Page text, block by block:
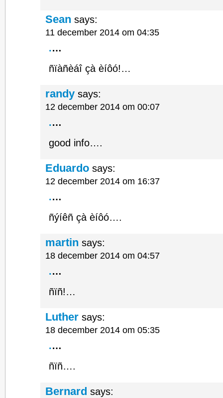
Sean says:
11 december 2014 om 04:35
.…
ñïàñèáî çà èíôó!…
randy says:
12 december 2014 om 00:07
.…
good info….
Eduardo says:
12 december 2014 om 16:37
.…
ñýíêñ çà èíôó….
martin says:
18 december 2014 om 04:57
.…
ñïñ!…
Luther says:
18 december 2014 om 05:35
.…
ñïñ….
Bernard says: